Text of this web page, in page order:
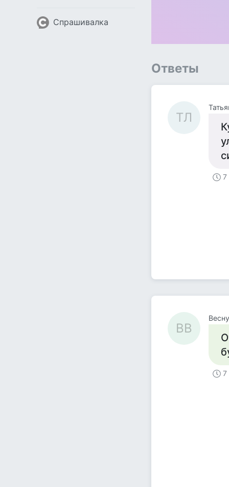
Спрашивалка
Ответы
ТЛ
7
ВВ
7